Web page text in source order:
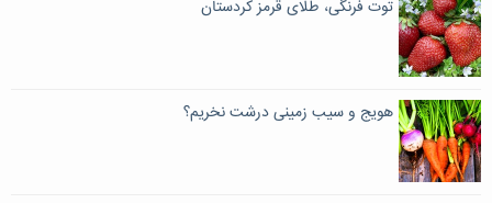
توت فرنگی، طلای قرمز کردستان
هویج و سیب زمینی درشت نخریم؟